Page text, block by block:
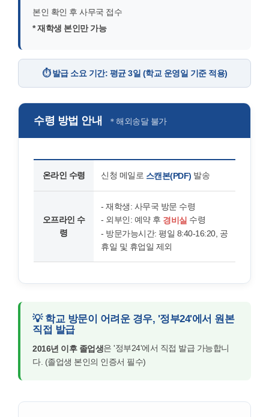
본인 확인 후 사무국 접수
* 재학생 본인만 가능
⏱️ 발급 소요 기간: 평균 3일 (학교 운영일 기준 적용)
수령 방법 안내 ＊해외송달 불가
온라인 수령 신청 메일로 스캔본(PDF) 발송
오프라인 수
령
- 재학생: 사무국 방문 수령
- 외부인: 예약 후 경비실 수령
- 방문가능시간: 평일 8:40-16:20, 공
휴일 및 휴업일 제외
💡 학교 방문이 어려운 경우, '정부24'에서 원본
직접 발급
2016년 이후 졸업생은 '정부24'에서 직접 발급 가능합니
다. (졸업생 본인의 인증서 필수)